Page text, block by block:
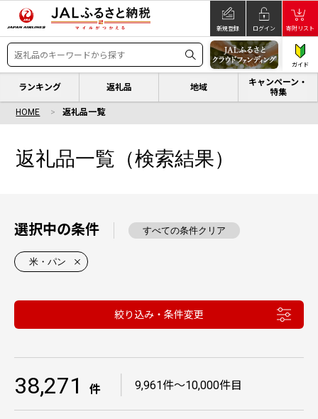
新規登録 ログイン 寄附リスト
ガイド
ランキング 返礼品 地域
キャンペーン・
特集
HOME 返礼品一覧
返礼品一覧（検索結果）
選択中の条件 すべての条件クリア
米・パン
絞り込み・条件変更
38,271 件 9,961件〜10,000件目